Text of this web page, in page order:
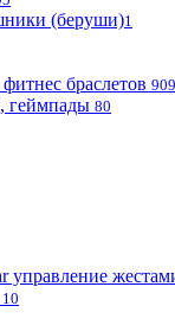
(беруши)1
браслетов 909
геймпады 80
управление
10